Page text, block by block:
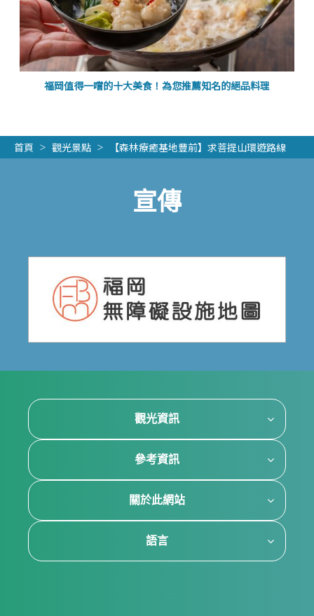
福岡值得一嚐的十大美食！為您推薦知名的絕品料理
首頁 觀光景點 【森林療癒基地豐前】求菩提山環遊路線
宣傳
觀光資訊
參考資訊
關於此網站
語言